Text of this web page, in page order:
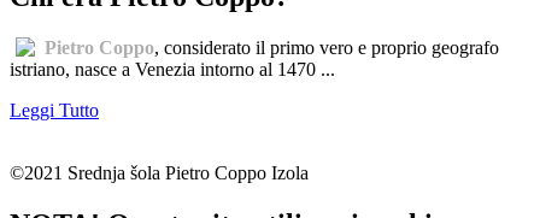
Pietro Coppo, considerato il primo vero e proprio geografo
istriano, nasce a Venezia intorno al 1470 ...
Leggi Tutto
©2021 Srednja šola Pietro Coppo Izola